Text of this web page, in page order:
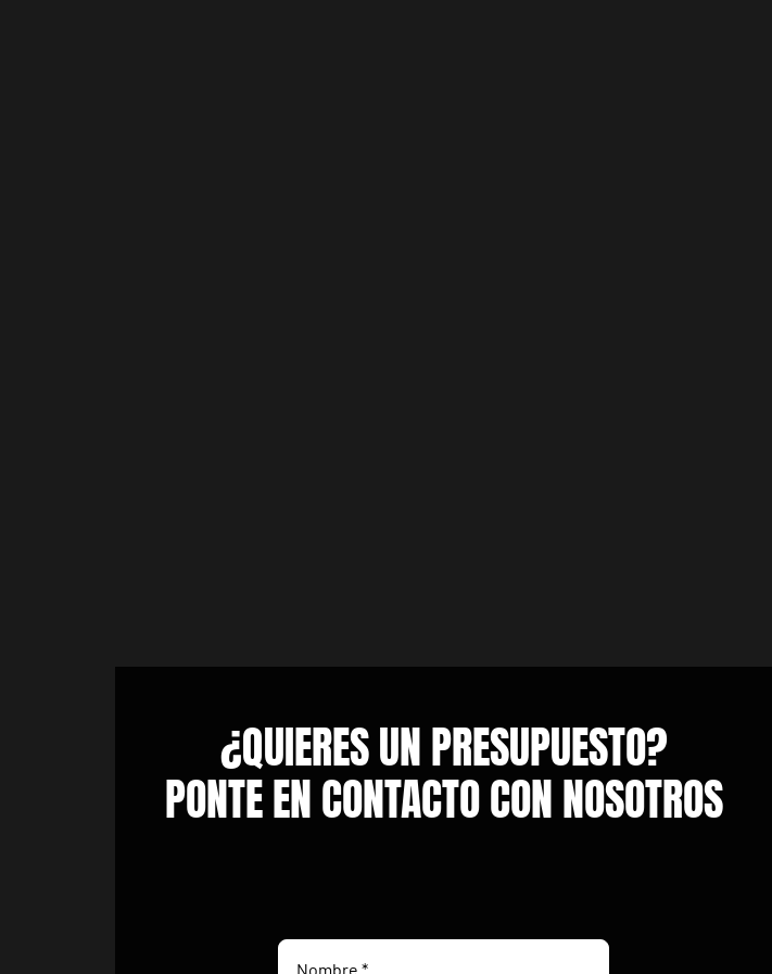
¿QUIERES UN PRESUPUESTO?
PONTE EN CONTACTO CON NOSOTROS